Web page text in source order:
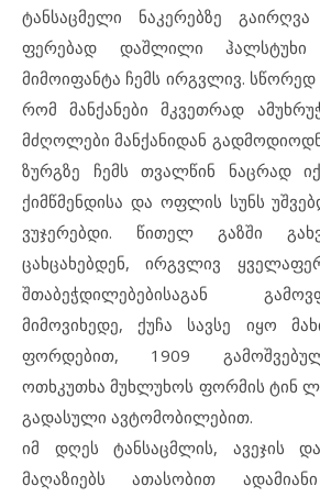
ტანსაცმელი ნაკერებზე
ფერებად დაშლილი ჰალსტუხი
მიმოიფანტა ჩემს ირგვლივ. სწორედ
რომ მანქანები მკვეთრად
მძღოლები მანქანიდან
ზურგზე ჩემს თვალწინ ნაცრად
ქიმწმენდისა და ოფლის სუნს
ვუჯერებდი. წითელ გაზში
ცახცახებდენ, ირგვლივ
შთაბეჭდილებებისაგან
მიმოვიხედე, ქუჩა სავსე იყო
ფორდებით, 1909
ოთხკუთხა მუხლუხოს ფორმის ტინ
გადასული ავტომობილებით.
იმ დღეს ტანსაცმლის, ავეჯის
მაღაზიებს ათასობით